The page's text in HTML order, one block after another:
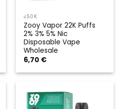
≤50K
Zooy Vapor 22K Puffs
2% 3% 5% Nic
Disposable Vape
Wholesale
6,70 €